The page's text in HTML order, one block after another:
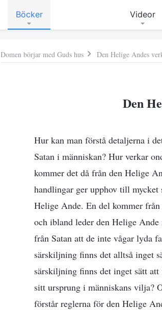
Böcker Videor
Domen börjar med Guds hus Den Helige Andes
Den
Hur kan man förstå detaljerna i
Satan i människan? Hur verkar
kommer det då från den Helige
handlingar ger upphov till
Helige Ande. En del kommer
och ibland leder den Helige
från Satan att de inte vågar lyda
särskiljning finns det alltså inget
särskiljning finns det inget sätt
sitt ursprung i människans vilja?
förstår reglerna för den Helige